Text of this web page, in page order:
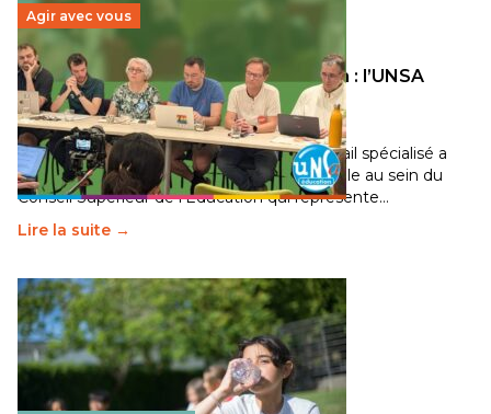
Agir avec vous
Transition écologique de l’éducation : l’UNSA
Éducation fait bouger les lignes
30 juin 2026-National
Pendant plusieurs mois, un groupe de travail spécialisé a
travaillé sur la transition écologique de l’Ecole au sein du
Conseil Supérieur de l’Éducation qui représente…
Lire la suite →